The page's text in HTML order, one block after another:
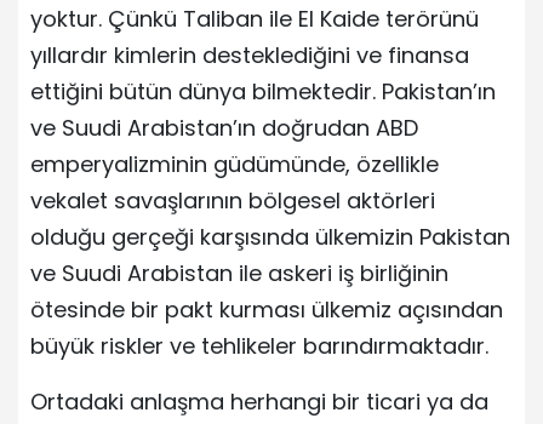
yoktur. Çünkü Taliban ile El Kaide terörünü
yıllardır kimlerin desteklediğini ve finansa
ettiğini bütün dünya bilmektedir. Pakistan’ın
ve Suudi Arabistan’ın doğrudan ABD
emperyalizminin güdümünde, özellikle
vekalet savaşlarının bölgesel aktörleri
olduğu gerçeği karşısında ülkemizin Pakistan
ve Suudi Arabistan ile askeri iş birliğinin
ötesinde bir pakt kurması ülkemiz açısından
büyük riskler ve tehlikeler barındırmaktadır.
Ortadaki anlaşma herhangi bir ticari ya da